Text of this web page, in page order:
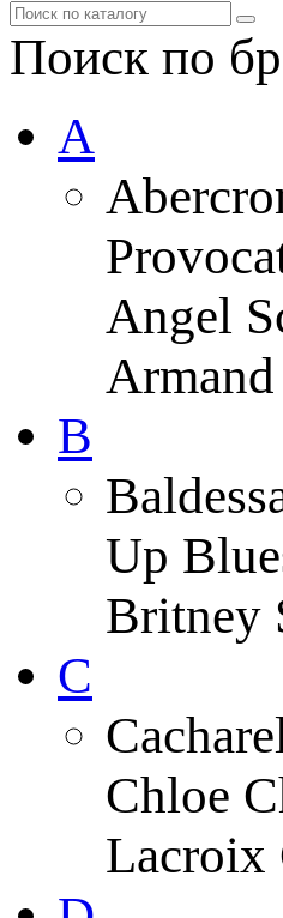
Поиск по
A
Angel
B
Up
Britney
C
Chloe
Lacroix